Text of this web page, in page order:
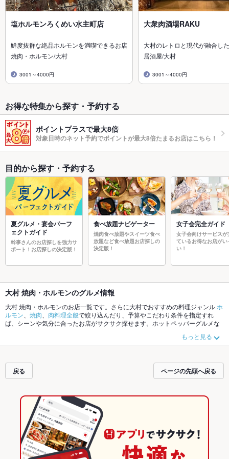
塩ホルモンろくめい水主町店
鮮度抜群な絶品ホルモンを満喫できるお店
焼肉・ホルモン/大村
3001～4000円
大衆肉酒場RAKU
大村のレトロと現代が融合し
居酒屋/大村
3001～4000円
お得な特集から探す・予約する
ポイントプラスで最大8倍
対象日時のネット予約でポイントが最大8倍たまるお店はこちら！
目的から探す・予約する
夏グルメ・宴会パーフ
ェクトガイド
幹事さんのお店探しを強力サ
ポート！お店探しの決定版！
食べ放題ナビゲーター
焼肉食べ放題やスイーツ食べ
放題など食べ放題お店探しの
決定版！
女子会完全ガイド
女子会向けサービスが
ているお得なお店がい
い！
大村 焼肉・ホルモンのグルメ情報
大村 焼肉・ホルモンのお店一覧です。さらに大村でおすすめの料理ジャンル ホ
ルモン
焼肉 肉料理全般で絞り込んだり、予算やこだわり条件を指定すれ
ば、シーンや気分に合ったお店がサクサク探せます。ホットペッパーグルメな
理など、お店の最新情報をご紹介しているので安心！24時間使える簡単便利な
ネット予約が使えるお店も拡大中です。友達どうしの飲み会にも、会社の宴会
ださい。
もっと見る
戻る ページの先頭へ戻る